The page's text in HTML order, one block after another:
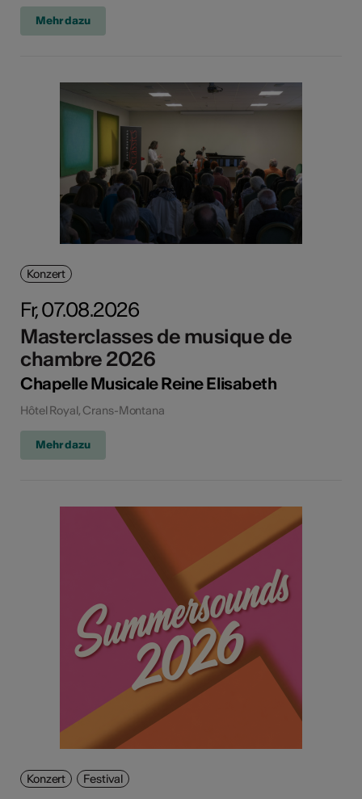
Mehr dazu
Konzert
Fr, 07.08.2026
Masterclasses de musique de
chambre 2026
Chapelle Musicale Reine Elisabeth
Hôtel Royal, Crans-Montana
Mehr dazu
Konzert Festival